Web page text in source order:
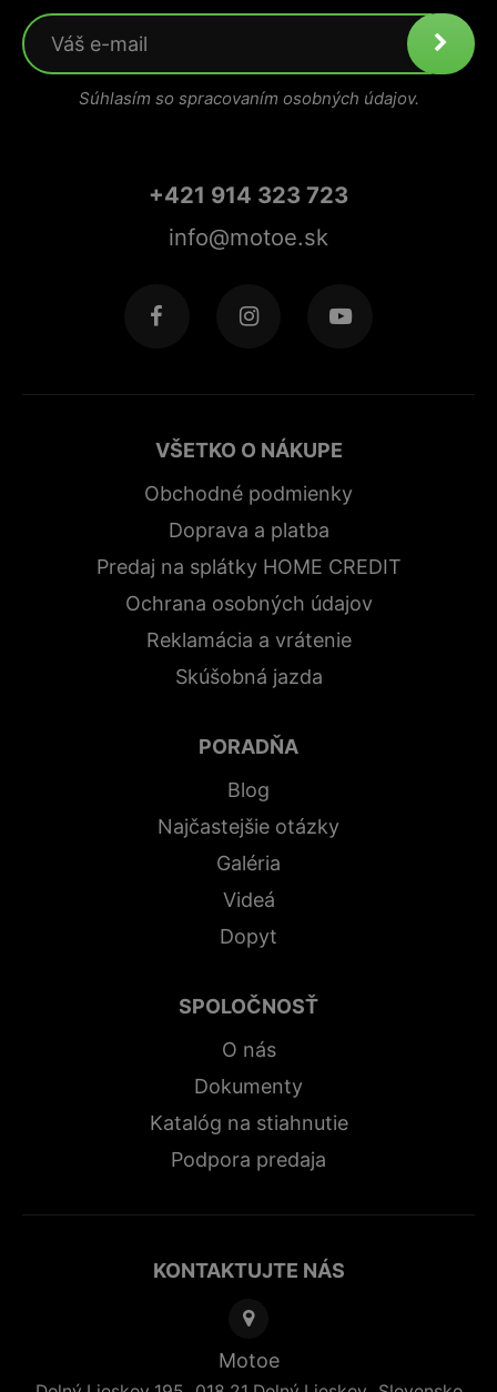
Súhlasím so spracovaním osobných údajov.
+421 914 323 723
info@motoe.sk
VŠETKO O NÁKUPE
Obchodné podmienky
Doprava a platba
Predaj na splátky HOME CREDIT
Ochrana osobných údajov
Reklamácia a vrátenie
Skúšobná jazda
PORADŇA
Blog
Najčastejšie otázky
Galéria
Videá
Dopyt
SPOLOČNOSŤ
O nás
Dokumenty
Katalóg na stiahnutie
Podpora predaja
KONTAKTUJTE NÁS
Motoe